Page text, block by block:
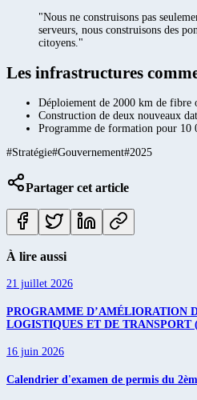
"Nous ne construisons pas
serveurs, nous construisons des
citoyens."
Les infrastructures
Déploiement de 2000 km de fibre
Construction de deux nouveaux
Programme de formation pour 10
#Stratégie#Gouvernement#2025
Partager cet article
À lire aussi
21 juillet 2026
PROGRAMME D’AMÉLIORATION
LOGISTIQUES ET DE TRANSPORT
16 juin 2026
Calendrier d'examen de permis du